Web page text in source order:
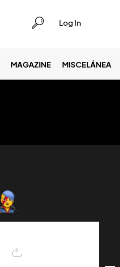
Log In
MAGAZINE MISCELÁNEA